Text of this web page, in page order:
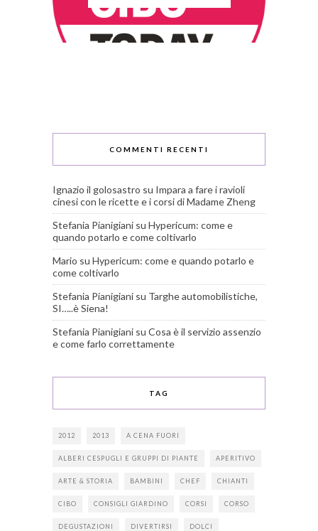
COMMENTI RECENTI
Ignazio il golosastro su Impara a fare i ravioli
cinesi con le ricette e i corsi di Madame Zheng
Stefania Pianigiani su Hypericum: come e
quando potarlo e come coltivarlo
Mario su Hypericum: come e quando potarlo e
come coltivarlo
Stefania Pianigiani su Targhe automobilistiche,
SI…..è Siena!
Stefania Pianigiani su Cosa è il servizio assenzio
e come farlo correttamente
TAG
2012 2013 A CENA FUORI
ALBERI CESPUGLI E GRUPPI DI PIANTE APERITIVO
ARTE & STORIA BAMBINI CHEF CHIANTI
CIBO CONSIGLI GIARDINO CORSI CORSO
DEGUSTAZIONI DIVERTIRSI DOLCI